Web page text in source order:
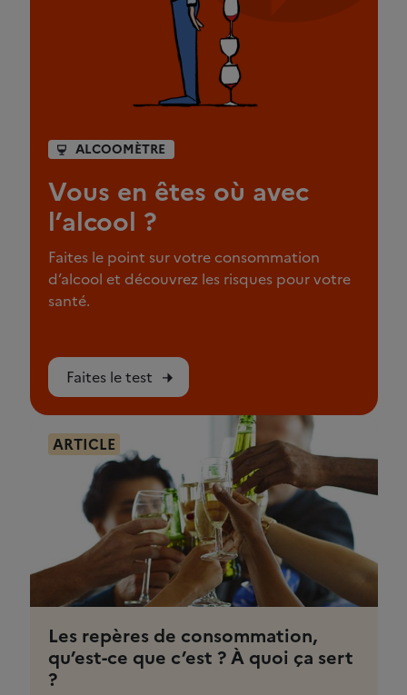
ALCOOMÈTRE
Vous en êtes où avec
l’alcool ?
Faites le point sur votre consommation
d’alcool et découvrez les risques pour votre
santé.
Faites le test
ARTICLE
Les repères de consommation,
qu’est-ce que c’est ? À quoi ça sert
?